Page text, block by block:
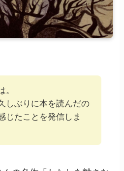
。
しぶりに本を読んだの
じたことを発信しま